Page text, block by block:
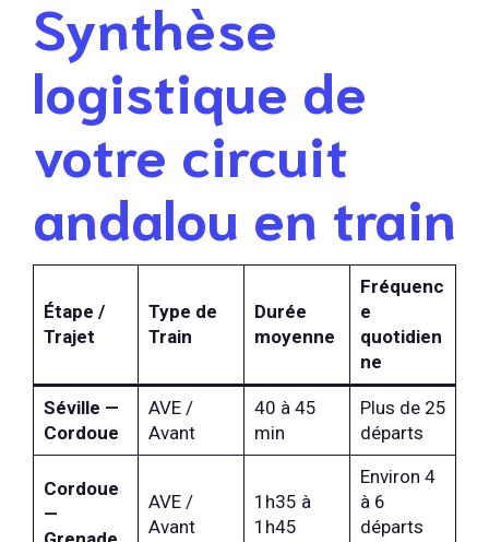
Synthèse
logistique de
votre circuit
andalou en train
Étape /
Trajet
Type de
Train
Durée
moyenne
Fréquenc
e
quotidien
ne
Séville —
Cordoue
AVE /
Avant
40 à 45
min
Plus de 25
départs
Cordoue
—
AVE /
Avant
1h35 à
1h45
Environ 4
à 6
départs